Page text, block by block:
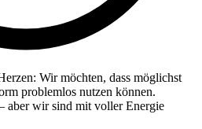
Wir möchten, dass möglichst
problemlos nutzen können.
aber wir sind mit voller Energie